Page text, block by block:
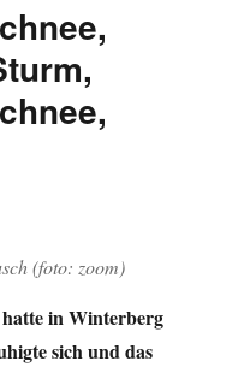
(foto: zoom)
in Winterberg
sich und das